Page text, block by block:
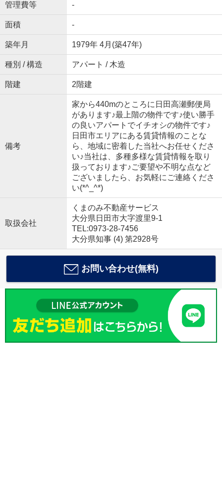
管理費等 -
面積 -
築年月 1979年 4月(築47年)
種別 / 構造 アパート / 木造
階建 2階建
備考
家から440mのところに日田高瀬郵便局
があります♪最上階の物件です♪使い勝手
の良いアパートでイチオシの物件です♪
日田市エリアにある賃貸情報のことな
ら、地域に密着した当社へお任せくださ
い♪当社は、多種多様な賃貸情報を取り
扱っております♪ご要望や不明な点など
ございましたら、お気軽にご連絡くださ
い(*^_^*)
取扱会社
くまのみ不動産サービス
大分県日田市大字渡里9-1
TEL:0973-28-7456
大分県知事 (4) 第2928号
お問い合わせ(無料)